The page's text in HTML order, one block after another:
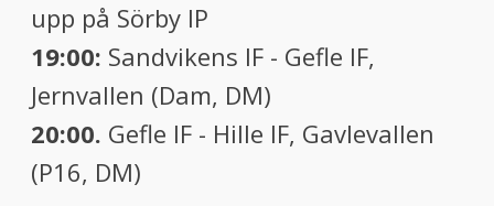
upp på Sörby IP
19:00: Sandvikens IF - Gefle IF,
Jernvallen (Dam, DM)
20:00. Gefle IF - Hille IF, Gavlevallen
(P16, DM)